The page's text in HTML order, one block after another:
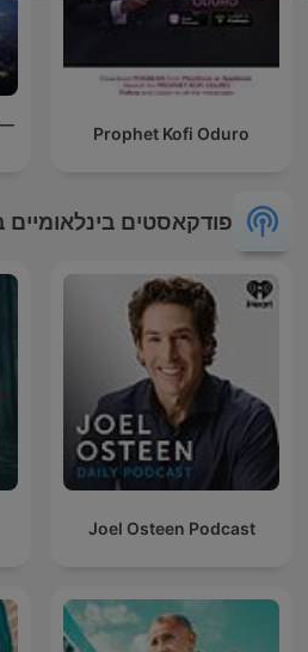
Prophet Kofi Oduro
פודקאסטים בינלאומיים
Joel Osteen Podcast